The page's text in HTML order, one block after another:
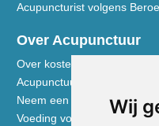
Wij
Acupuncturist volgens
Over Acupunctuur
Over kosten en vergoedingen
Acupunctuur toegelicht
Neem een kijkje in de
Voeding volgens de Vijf